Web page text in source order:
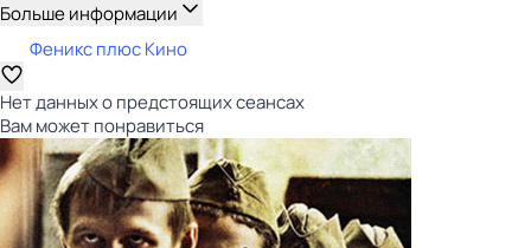
Больше информации
Феникс плюс Кино
Нет данных о предстоящих сеансах
Вам может понравиться